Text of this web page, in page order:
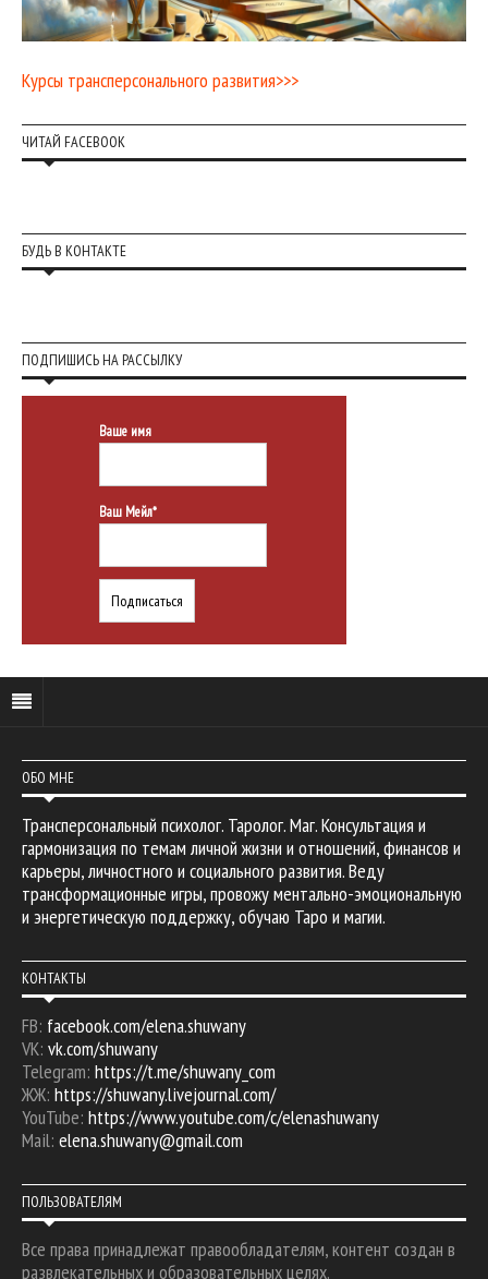
Курсы трансперсонального развития>>>
ЧИТАЙ FACEBOOK
БУДЬ В КОНТАКТЕ
ПОДПИШИСЬ НА РАССЫЛКУ
Ваше имя
Ваш Мейл*
ОБО МНЕ
Трансперсональный психолог. Таролог. Маг. Консультация и
гармонизация по темам личной жизни и отношений, финансов и
карьеры, личностного и социального развития. Веду
трансформационные игры, провожу ментально-эмоциональную
и энергетическую поддержку, обучаю Таро и магии.
КОНТАКТЫ
FB: facebook.com/elena.shuwany
VK: vk.com/shuwany
Telegram: https://t.me/shuwany_com
ЖЖ: https://shuwany.livejournal.com/
YouTube: https://www.youtube.com/c/elenashuwany
Mail: elena.shuwany@gmail.com
ПОЛЬЗОВАТЕЛЯМ
Все права принадлежат правообладателям, контент создан в
развлекательных и образовательных целях.